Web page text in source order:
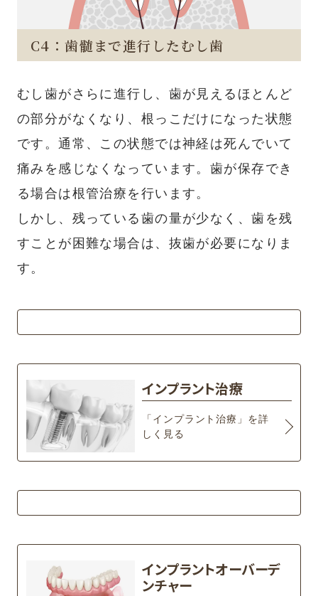
C4：歯髄まで進行したむし歯
むし歯がさらに進行し、歯が見えるほとんど
の部分がなくなり、根っこだけになった状態
です。通常、この状態では神経は死んでいて
痛みを感じなくなっています。歯が保存でき
る場合は根管治療を行います。
しかし、残っている歯の量が少なく、歯を残
すことが困難な場合は、抜歯が必要になりま
す。
インプラント治療
「インプラント治療」を詳
しく見る
インプラントオーバーデ
ンチャー